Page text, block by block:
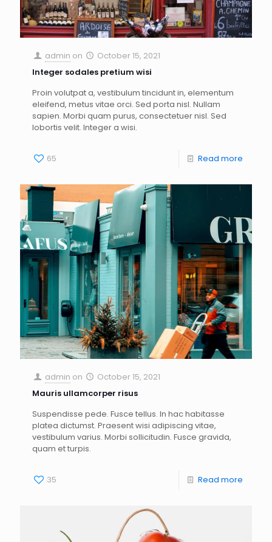
admin on
October 15, 2021
Integer sodales pretium wisi
Proin volutpat a, vestibulum tincidunt in, elementum
eleifend, metus vitae orci. Sed porta nisl. Nullam
sapien. Morbi quam purus, consectetuer nisl. Sed
lobortis velit. Integer a wisi.
65 Read more
admin on
October 15, 2021
Mauris ullamcorper risus
Suspendisse pede. Fusce tellus. In hac habitasse
platea dictumst. Praesent wisi adipiscing vitae,
vestibulum varius. Morbi sollicitudin. Fusce gravida,
quam et turpis.
35 Read more